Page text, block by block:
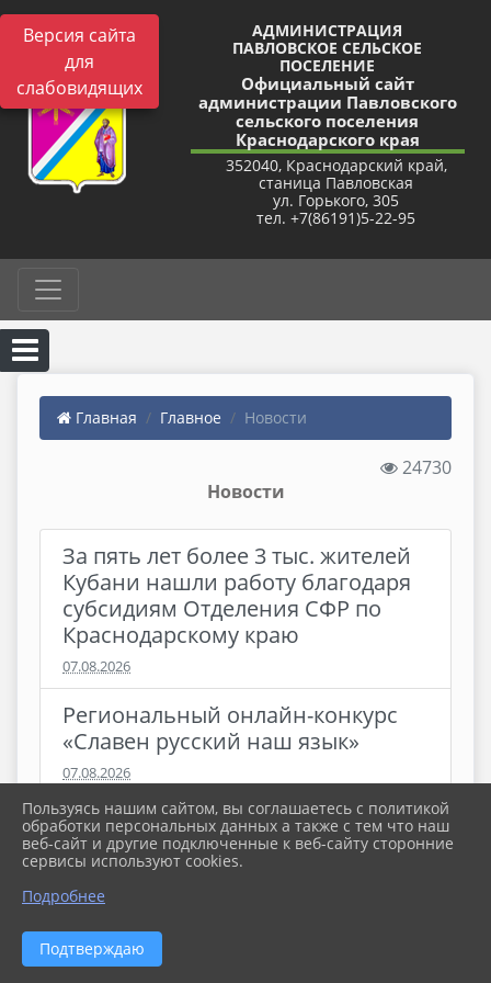
Версия сайта
для
слабовидящих
АДМИНИСТРАЦИЯ
ПАВЛОВСКОЕ СЕЛЬСКОЕ
ПОСЕЛЕНИЕ
Официальный сайт
администрации Павловского
сельского поселения
Краснодарского края
352040, Краснодарский край,
станица Павловская
ул. Горького, 305
тел. +7(86191)5-22-95
Главная Главное Новости
24730
Новости
За пять лет более 3 тыс. жителей
Кубани нашли работу благодаря
субсидиям Отделения СФР по
Краснодарскому краю
07.08.2026
Региональный онлайн-конкурс
«Славен русский наш язык»
07.08.2026
Страхование от падения БПЛА,
терактов и диверсий: на что
обратить внимание в договоре
06.08.2026
В Краснодарском крае активно
Пользуясь нашим сайтом, вы соглашаетесь с политикой
обработки персональных данных а также с тем что наш
веб-сайт и другие подключенные к веб-сайту сторонние
сервисы используют cookies.
Подробнее
Подтверждаю